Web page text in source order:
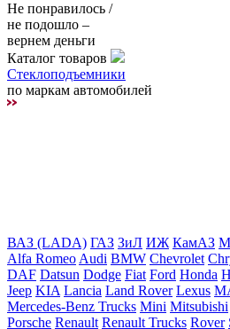
Не понравилось /
не подошло –
вернем деньги
Каталог товаров
Стеклоподъемники
по маркам автомобилей
ВАЗ (LADA) ГАЗ ЗиЛ ИЖ КамАЗ
Alfa Romeo Audi BMW Chevrolet
DAF Datsun Dodge Fiat Ford Honda
Jeep KIA Lancia Land Rover Lexus
Mercedes-Benz Trucks Mini Mitsubishi
Porsche Renault Renault Trucks Rover